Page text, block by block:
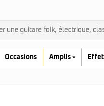
Occasions Amplis